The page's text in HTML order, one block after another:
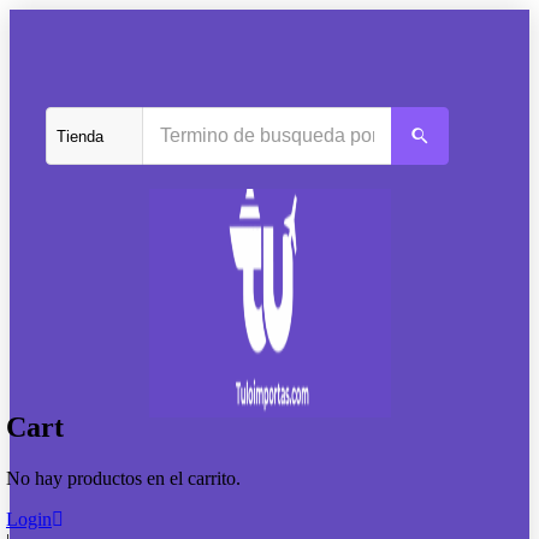
Cart
No hay productos en el carrito.
Login